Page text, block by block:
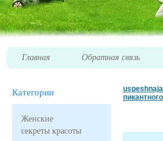
Главная Обратная связь
Категории
Женские
секреты красоты